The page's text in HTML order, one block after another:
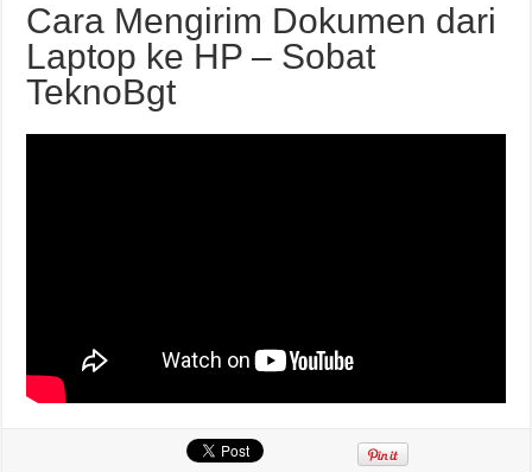
Cara Mengirim Dokumen dari
Laptop ke HP – Sobat
TeknoBgt